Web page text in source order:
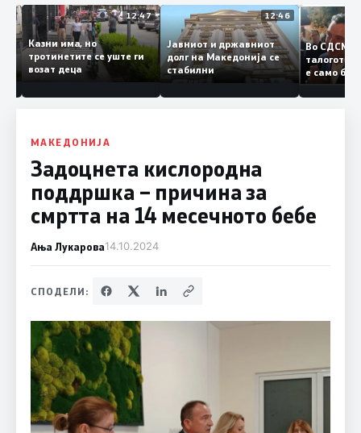
12:50
и
12:47
Казни има, но
тротинетите се уште ги
возат деца
12:46
Јавниот и државниот
долг на Македонија се
стабилни
Во
е само
копија
Заев
МАКЕДОНИЈА
Задоцнета кислородна
поддршка – причина за
смртта на 14 месечното бебе
Ања Лукарова14.10.2024
СПОДЕЛИ: